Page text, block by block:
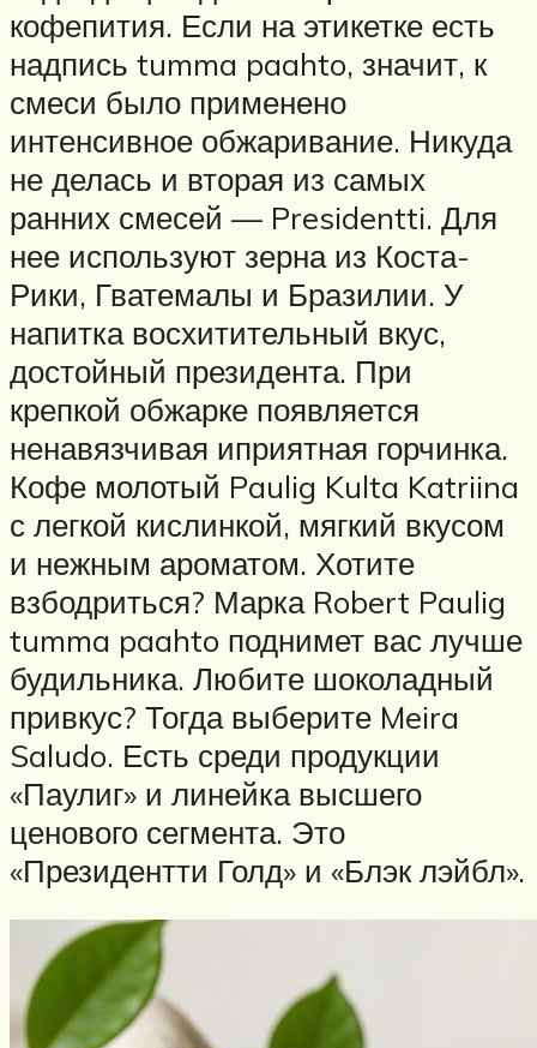
кофепития. Если на этикетке есть
надпись tumma paahto, значит, к
смеси было применено
интенсивное обжаривание. Никуда
не делась и вторая из самых
ранних смесей — Presidentti. Для
нее используют зерна из Коста-
Рики, Гватемалы и Бразилии. У
напитка восхитительный вкус,
достойный президента. При
крепкой обжарке появляется
ненавязчивая иприятная горчинка.
Кофе молотый Paulig Kulta Katriina
с легкой кислинкой, мягкий вкусом
и нежным ароматом. Хотите
взбодриться? Марка Robert Paulig
tumma paahto поднимет вас лучше
будильника. Любите шоколадный
привкус? Тогда выберите Meira
Saludo. Есть среди продукции
«Паулиг» и линейка высшего
ценового сегмента. Это
«Президентти Голд» и «Блэк лэйбл».